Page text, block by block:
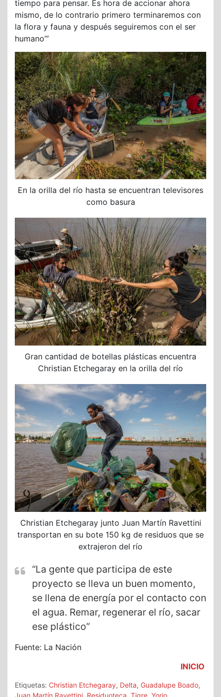
tiempo para pensar. Es hora de accionar ahora
mismo, de lo contrario primero terminaremos con
la flora y fauna y después seguiremos con el ser
humano’”
En la orilla del río hasta se encuentran televisores
como basura
Gran cantidad de botellas plásticas encuentra
Christian Etchegaray en la orilla del río
Christian Etchegaray junto Juan Martín Ravettini
transportan en su bote 150 kg de residuos que se
extrajeron del río
“La gente que participa de este
proyecto se lleva un buen momento,
se llena de energía por el contacto con
el agua. Remar, regenerar el río, sacar
ese plástico”
Fuente: La Nación
INICIO
Etiquetas: Christian Etchegaray, Delta, Guadalupe Boado,
Juan Martín Ravettini, Residuoteca, Tigre, Yorio